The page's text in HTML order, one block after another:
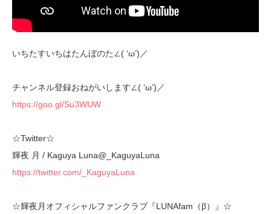
いちたすいちはたんぼのた∠( ‘ω’)／
チャンネル登録おねがいします∠( ‘ω’)／
https://goo.gl/Su3WUW
☆Twitter☆
輝夜 月 / Kaguya Luna@_KaguyaLuna
https://twitter.com/_KaguyaLuna
☆輝夜月オフィシャルファンクラブ『LUNAfam（β）』☆